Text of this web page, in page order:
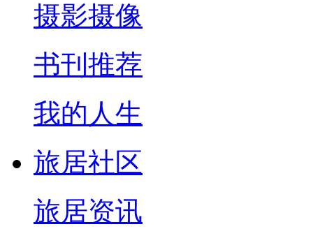
摄影摄像
书刊推荐
我的人生
旅居社区
旅居资讯